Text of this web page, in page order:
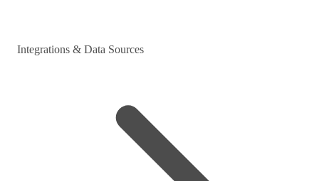
Integrations & Data Sources